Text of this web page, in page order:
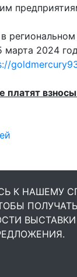
марта 2024
платят
К НАШЕМУ
ПОЛУЧАТЬ